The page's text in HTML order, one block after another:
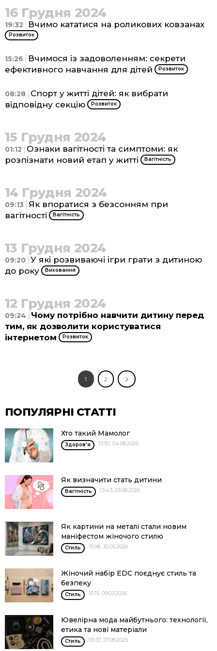
16 Грудня 2024
19:32 Вчимо кататися на роликових ковзанах
Розвиток
15:26
Вчимося із задоволенням: секрети
ефективного навчання для дітей
Розвиток
08:28
Спорт у житті дітей: як вибрати
відповідну секцію
Розвиток
15 Грудня 2024
01:12
Ознаки вагітності та симптоми: як
розпізнати новий етап у житті
Вагітність
14 Грудня 2024
09:13
Як впоратися з безсонням при
вагітності
Вагітність
13 Грудня 2024
09:20
У які розвиваючі ігри грати з дитиною
до року
Виховання
12 Грудня 2024
09:24
Чому потрібно навчити дитину перед
тим, як дозволити користуватися
інтернетом
Розвиток
1 2
ПОПУЛЯРНІ СТАТТІ
Хто такий Мамолог
Здоров'я 13:50, 04.08.2026
Як визначити стать дитини
Вагітність 13:43, 03.08.2026
Як картини на металі стали новим
маніфестом жіночого стилю
Стиль 15:08, 30.05.2026
Жіночий набір EDC поєднує стиль та
безпеку
Стиль 10:15, 09.03.2026
Ювелірна мода майбутнього: технології,
етика та нові матеріали
Стиль 09:37, 27.08.2025